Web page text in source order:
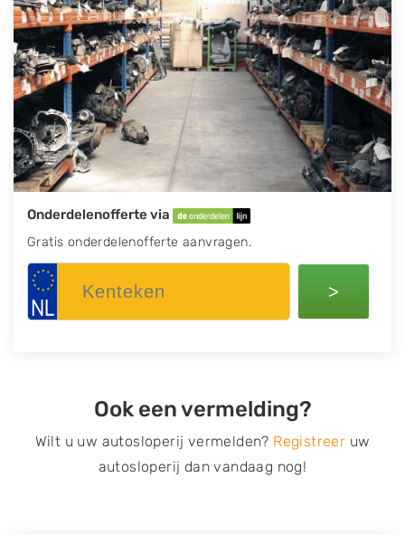
Onderdelenofferte via
Gratis onderdelenofferte aanvragen.
>
Ook een vermelding?
Wilt u uw autosloperij vermelden? Registreer uw
autosloperij dan vandaag nog!